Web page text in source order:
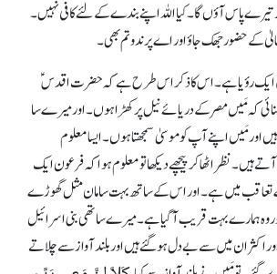
پاس آؤ ں گا۔ کیا اللہ اپنے بندے کے لئے کافی نہیں ۔
کے حضور جھک جاؤ اور اے پرندو تم بھی۔
۱۹۰۳ ء )میں ایک رؤیا ہے۔اس کا ذکر اس طرح ہے کہ حضرت اقدس
کہ مَیں مصر کے دریائے نیل پرکھڑا ہوں ۔ اور میرے سا
اور مَیں اپنے آپ کو موسیٰ سمجھتاہوں ۔ ایسامعلوم
ہیں ۔ نظر اٹھا کر پیچھے دیکھا تو معلوم ہوا کہ فرعون ایک
تعاقب میں ہے۔اور اس کے ساتھ بہت سامان مثل گھوڑے
وہ ہمارے بہت قریب آگیا ہے۔ میرے ساتھی بنی اسرائیل
اکثر ان میں سے بے دل ہو گئے ہیں اور بلند آواز سے چلاتے